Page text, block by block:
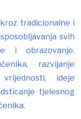
tradicionalne i
svih
i obrazovanje.
razvijanje
ideje
tjelesnog